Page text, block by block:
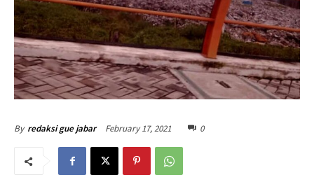
By redaksi gue jabar February 17, 2021 0